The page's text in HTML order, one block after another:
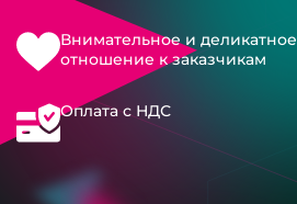
Внимательное и деликатное
отношение к заказчикам
Оплата с НДС